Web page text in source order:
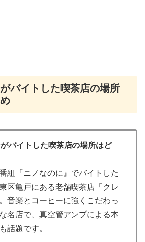
バイトした喫茶店の場所
バイトした喫茶店の場所はど
組『ニノなのに』でバイトした
区亀戸にある老舗喫茶店「クレ
音楽とコーヒーに強くこだわっ
名店で、真空管アンプによる本
話題です。